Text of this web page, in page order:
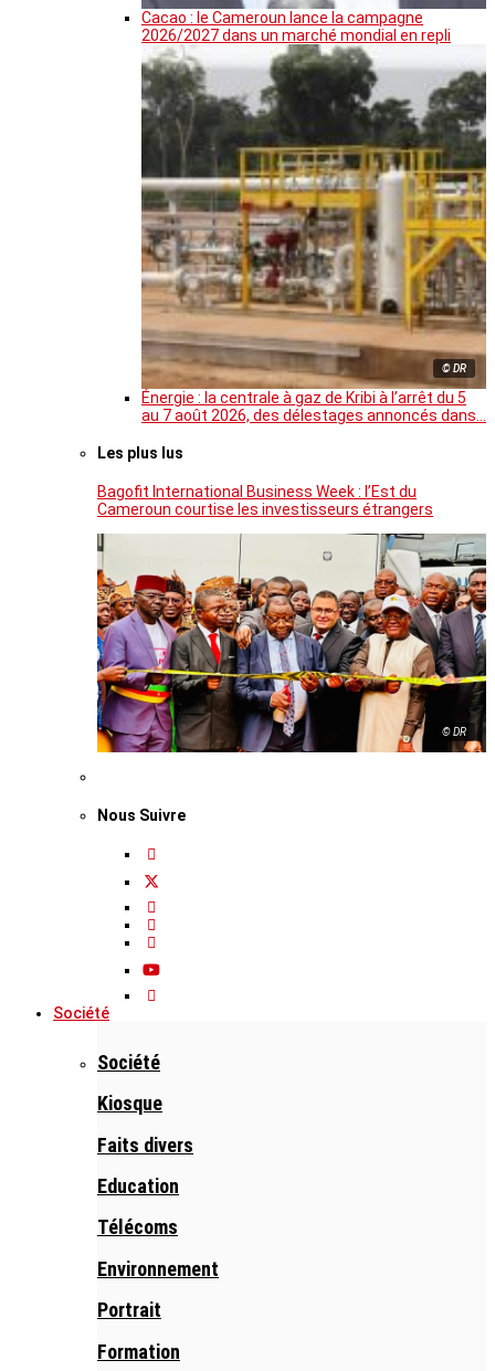
Cacao : le Cameroun lance la campagne
2026/2027 dans un marché mondial en repli
© DR
Énergie : la centrale à gaz de Kribi à l’arrêt du 5
au 7 août 2026, des délestages annoncés dans…
Les plus lus
Bagofit International Business Week : l’Est du
Cameroun courtise les investisseurs étrangers
© DR
Nous Suivre
Société
Société
Kiosque
Faits divers
Education
Télécoms
Environnement
Portrait
Formation